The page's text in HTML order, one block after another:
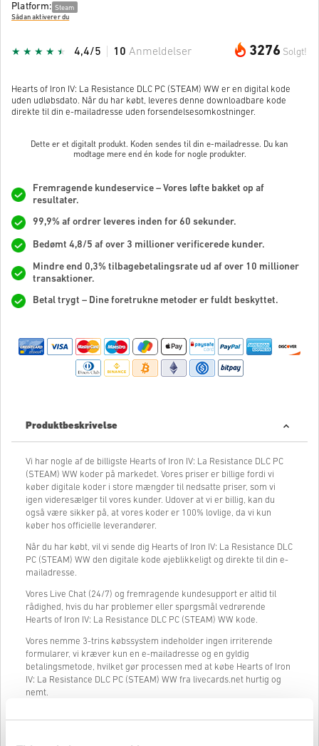
Platform: Steam
Sådan aktiverer du
3276 Solgt!
4,4/5 10 Anmeldelser
Hearts of Iron IV: La Resistance DLC PC (STEAM) WW er en digital kode
uden udløbsdato. Når du har købt, leveres denne downloadbare kode
direkte til din e-mailadresse uden forsendelsesomkostninger.
Dette er et digitalt produkt. Koden sendes til din e-mailadresse. Du kan
modtage mere end én kode for nogle produkter.
Fremragende kundeservice – Vores løfte bakket op af
resultater.
99,9% af ordrer leveres inden for 60 sekunder.
Bedømt 4,8/5 af over 3 millioner verificerede kunder.
Mindre end 0,3% tilbagebetalingsrate ud af over 10 millioner
transaktioner.
Betal trygt – Dine foretrukne metoder er fuldt beskyttet.
Produktbeskrivelse
Vi har nogle af de billigste Hearts of Iron IV: La Resistance DLC PC
(STEAM) WW koder på markedet. Vores priser er billige fordi vi
køber digitale koder i store mængder til nedsatte priser, som vi
igen videresælger til vores kunder. Udover at vi er billig, kan du
også være sikker på, at vores koder er 100% lovlige, da vi kun
køber hos officielle leverandører.
Når du har købt, vil vi sende dig Hearts of Iron IV: La Resistance DLC
PC (STEAM) WW den digitale kode øjeblikkeligt og direkte til din e-
mailadresse.
Vores Live Chat (24/7) og fremragende kundesupport er altid til
rådighed, hvis du har problemer eller spørgsmål vedrørende
Hearts of Iron IV: La Resistance DLC PC (STEAM) WW kode.
Vores nemme 3-trins købssystem indeholder ingen irriterende
formularer, vi kræver kun en e-mailadresse og en gyldig
betalingsmetode, hvilket gør processen med at købe Hearts of Iron
IV: La Resistance DLC PC (STEAM) WW fra livecards.net hurtig og
nemt.